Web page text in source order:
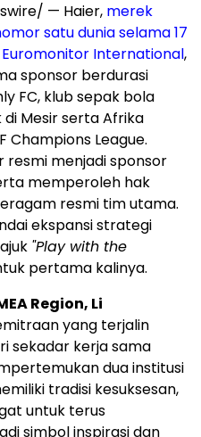
— Haier, merek
satu dunia selama 17
International,
sponsor berdurasi
FC, klub sepak bola
Mesir serta Afrika
Champions League.
resmi menjadi sponsor
memperoleh hak
resmi tim utama.
ekspansi strategi
"Play with the
pertama kalinya.
Region, Li
yang terjalin
sekadar kerja sama
dua institusi
tradisi kesuksesan,
untuk terus
simbol inspirasi dan